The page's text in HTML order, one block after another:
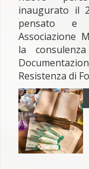
inaugurato il
pensato e
Associazione
la
Resistenza di